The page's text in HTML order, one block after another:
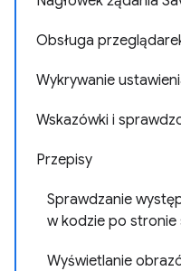
Obsługa
Wykrywanie
Wskazówki i
Przepisy
Sprawdzanie
w kodzie po stronie
Wyświetlanie